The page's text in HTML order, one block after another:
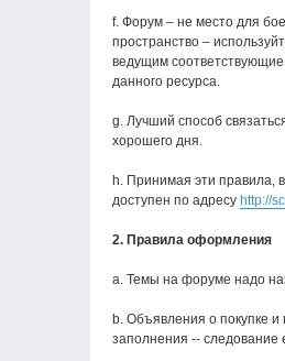
f. Форум – не место для
пространство –
ведущим соответствующие
данного ресурса.
g. Лучший способ
хорошего дня.
h. Принимая эти правила,
доступен по адресу http://
2. Правила оформления
a. Темы на форуме надо
b. Объявления о покупке
заполнения -- следование